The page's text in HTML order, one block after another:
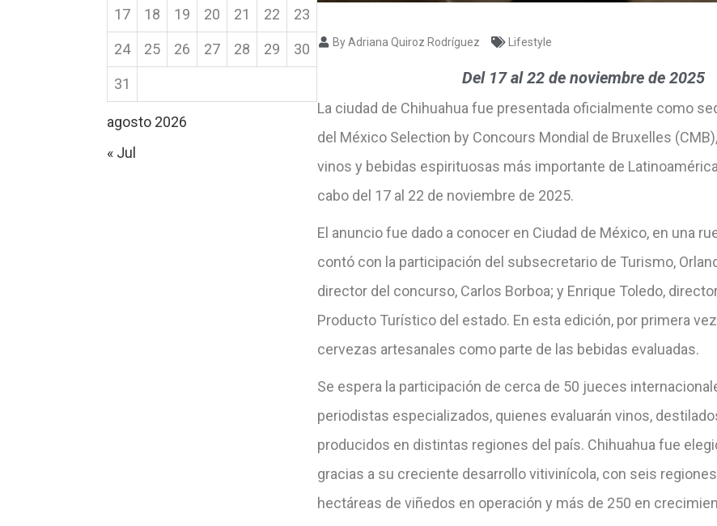
agosto 2026
17 18 19 20 21 22 23
24 25 26 27 28 29 30
31
« Jul
By Adriana Quiroz Rodríguez Lifestyle
Del 17 al 22 de noviembre de 2025
La ciudad de Chihuahua fue presentada oficialmente como
del México Selection by Concours Mondial de Bruxelles
vinos y bebidas espirituosas más importante de
cabo del 17 al 22 de noviembre de 2025.
El anuncio fue dado a conocer en Ciudad de México, en una
contó con la participación del subsecretario de Turismo,
director del concurso, Carlos Borboa; y Enrique Toledo,
Producto Turístico del estado. En esta edición, por primera
cervezas artesanales como parte de las bebidas evaluadas.
Se espera la participación de cerca de 50 jueces
periodistas especializados, quienes evaluarán vinos,
producidos en distintas regiones del país. Chihuahua fue
gracias a su creciente desarrollo vitivinícola, con seis
hectáreas de viñedos en operación y más de 250 en